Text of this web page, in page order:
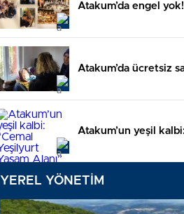
Atakum’da engel yok!
Atakum’da ücretsiz
Atakum’un yeşil
YEREL YÖNETİM